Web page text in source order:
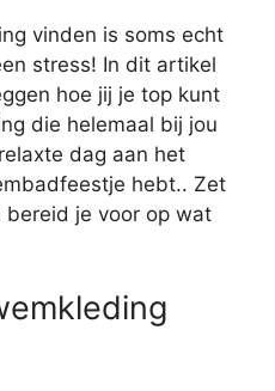
vinden is soms echt
stress! In dit artikel
hoe jij je top kunt
die helemaal bij jou
dag aan het
hebt.. Zet
bereid je voor op wat